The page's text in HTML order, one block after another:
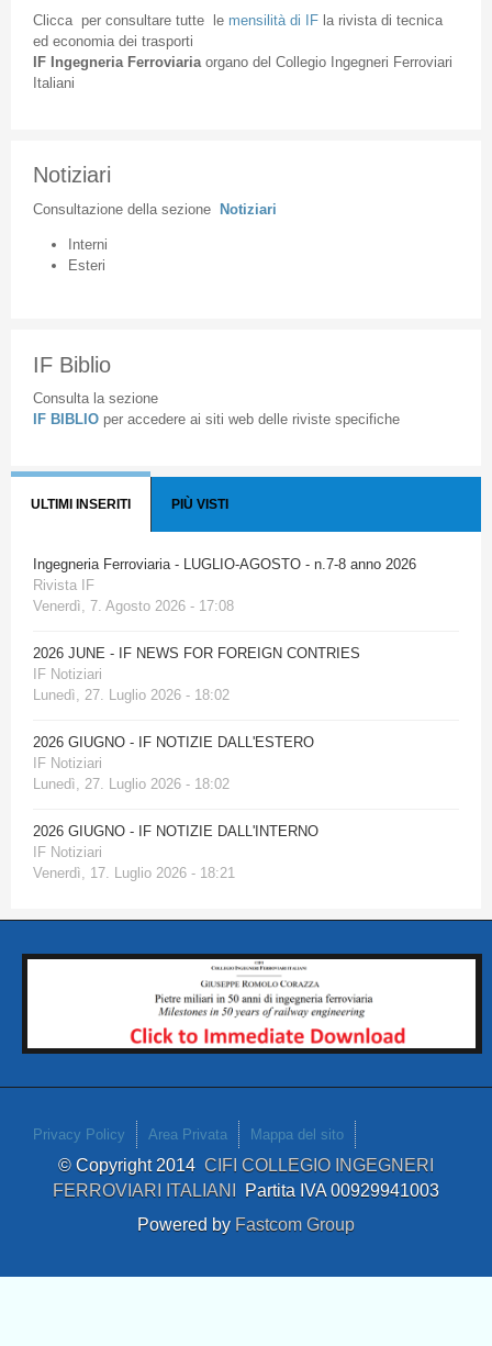
Cliccaper consultare tuttele mensilità di IFla rivista di tecnica
ed economia dei trasporti
IF Ingegneria Ferroviaria organodel Collegio Ingegneri Ferroviari
Italiani
Notiziari
Consultazione della sezione Notiziari
Interni
Esteri
IF Biblio
Consulta la sezione
IF BIBLIO per accedere ai siti web delle riviste specifiche
ULTIMI INSERITI PIÙ VISTI
Ingegneria Ferroviaria - LUGLIO-AGOSTO - n.7-8 anno 2026
Rivista IF
Venerdì, 7. Agosto 2026 - 17:08
2026 JUNE - IF NEWS FOR FOREIGN CONTRIES
IF Notiziari
Lunedì, 27. Luglio 2026 - 18:02
2026 GIUGNO - IF NOTIZIE DALL'ESTERO
IF Notiziari
Lunedì, 27. Luglio 2026 - 18:02
2026 GIUGNO - IF NOTIZIE DALL'INTERNO
IF Notiziari
Venerdì, 17. Luglio 2026 - 18:21
Privacy Policy Area Privata Mappa del sito
© Copyright 2014 CIFI COLLEGIO INGEGNERI
FERROVIARI ITALIANI Partita IVA 00929941003
Powered by Fastcom Group